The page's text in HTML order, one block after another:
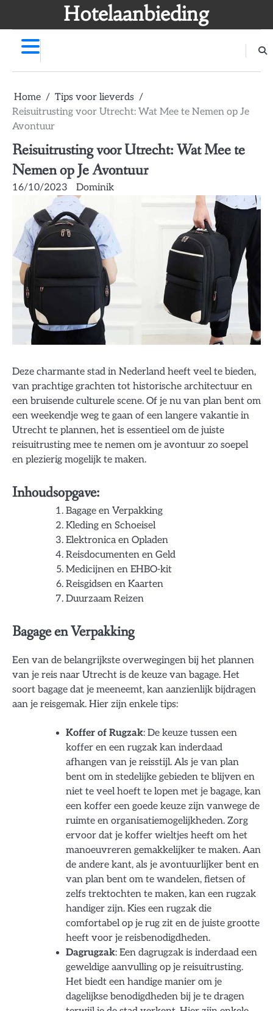
Hotelaanbieding
Home
Tips voor lieverds
Reisuitrusting voor Utrecht: Wat Mee te Nemen op Je
Avontuur
Reisuitrusting voor Utrecht: Wat Mee te
Nemen op Je Avontuur
16/10/2023 Dominik
Deze charmante stad in Nederland heeft veel te bieden,
van prachtige grachten tot historische architectuur en
een bruisende culturele scene. Of je nu van plan bent om
een weekendje weg te gaan of een langere vakantie in
Utrecht te plannen, het is essentieel om de juiste
reisuitrusting mee te nemen om je avontuur zo soepel
en plezierig mogelijk te maken.
Inhoudsopgave:
Bagage en Verpakking
Kleding en Schoeisel
Elektronica en Opladen
Reisdocumenten en Geld
Medicijnen en EHBO-kit
Reisgidsen en Kaarten
Duurzaam Reizen
Bagage en Verpakking
Een van de belangrijkste overwegingen bij het plannen
van je reis naar Utrecht is de keuze van bagage. Het
soort bagage dat je meeneemt, kan aanzienlijk bijdragen
aan je reisgemak. Hier zijn enkele tips:
Koffer of Rugzak: De keuze tussen een
koffer en een rugzak kan inderdaad
afhangen van je reisstijl. Als je van plan
bent om in stedelijke gebieden te blijven en
niet te veel hoeft te lopen met je bagage, kan
een koffer een goede keuze zijn vanwege de
ruimte en organisatiemogelijkheden. Zorg
ervoor dat je koffer wieltjes heeft om het
manoeuvreren gemakkelijker te maken. Aan
de andere kant, als je avontuurlijker bent en
van plan bent om te wandelen, fietsen of
zelfs trektochten te maken, kan een rugzak
handiger zijn. Kies een rugzak die
comfortabel op je rug zit en de juiste grootte
heeft voor je reisbenodigdheden.
Dagrugzak: Een dagrugzak is inderdaad een
geweldige aanvulling op je reisuitrusting.
Het biedt een handige manier om je
dagelijkse benodigdheden bij je te dragen